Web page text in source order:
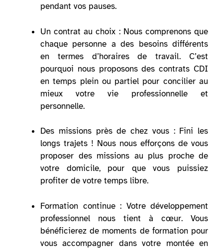
pendant vos pauses.
Un contrat au choix : Nous comprenons que
chaque personne a des besoins différents
en termes d’horaires de travail. C’est
pourquoi nous proposons des contrats CDI
en temps plein ou partiel pour concilier au
mieux votre vie professionnelle et
personnelle.
Des missions près de chez vous : Fini les
longs trajets ! Nous nous efforçons de vous
proposer des missions au plus proche de
votre domicile, pour que vous puissiez
profiter de votre temps libre.
Formation continue : Votre développement
professionnel nous tient à cœur. Vous
bénéficierez de moments de formation pour
vous accompagner dans votre montée en